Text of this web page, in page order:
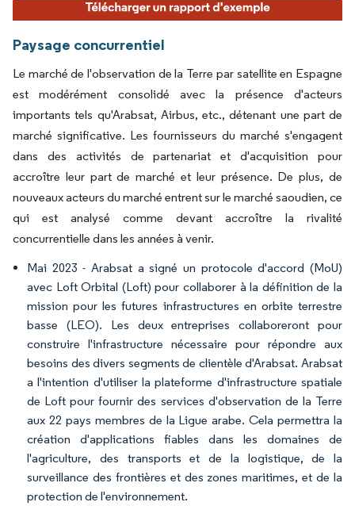
Paysage concurrentiel
Le marché de l'observation de la Terre par satellite en Espagne
est modérément consolidé avec la présence d'acteurs
importants tels qu'Arabsat, Airbus, etc., détenant une part de
marché significative. Les fournisseurs du marché s'engagent
dans des activités de partenariat et d'acquisition pour
accroître leur part de marché et leur présence. De plus, de
nouveaux acteurs du marché entrent sur le marché saoudien, ce
qui est analysé comme devant accroître la rivalité
concurrentielle dans les années à venir.
Mai 2023 - Arabsat a signé un protocole d'accord (MoU)
avec Loft Orbital (Loft) pour collaborer à la définition de la
mission pour les futures infrastructures en orbite terrestre
basse (LEO). Les deux entreprises collaboreront pour
construire l'infrastructure nécessaire pour répondre aux
besoins des divers segments de clientèle d'Arabsat. Arabsat
a l'intention d'utiliser la plateforme d'infrastructure spatiale
de Loft pour fournir des services d'observation de la Terre
aux 22 pays membres de la Ligue arabe. Cela permettra la
création d'applications fiables dans les domaines de
l'agriculture, des transports et de la logistique, de la
surveillance des frontières et des zones maritimes, et de la
protection de l'environnement.